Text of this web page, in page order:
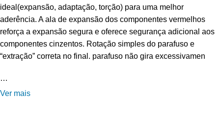
ideal(expansão, adaptação, torção) para uma melhor
aderência. A ala de expansão dos componentes vermelhos
reforça a expansão segura e oferece segurança adicional aos
componentes cinzentos. Rotação simples do parafuso e
“extração” correta no final. parafuso não gira excessivamen
…
Ver mais